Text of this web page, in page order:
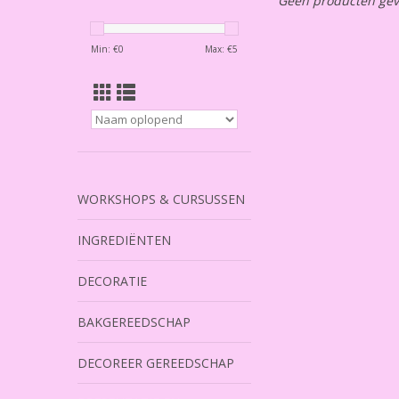
Min: €0 Max: €5
WORKSHOPS & CURSUSSEN
INGREDIËNTEN
DECORATIE
BAKGEREEDSCHAP
DECOREER GEREEDSCHAP